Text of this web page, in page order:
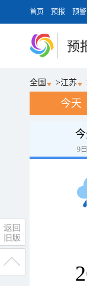
首页 预报 预警
预
全国 >江苏
今天
9